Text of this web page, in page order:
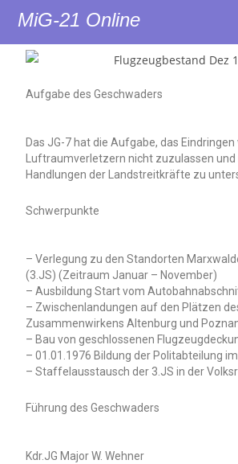
MiG-21 Online
Aufgabe des Geschwaders
Das JG-7 hat die Aufgabe, das Eindringen
Luftraumverletzern nicht zuzulassen und
Handlungen der Landstreitkräfte zu
Schwerpunkte
– Verlegung zu den Standorten
(3.JS) (Zeitraum Januar – November)
– Ausbildung Start vom
– Zwischenlandungen auf den Plätzen
Zusammenwirkens Altenburg und
– Bau von geschlossenen
– 01.01.1976 Bildung der Politabteilung
– Staffelausstausch der 3.JS in der
Führung des Geschwaders
Kdr.JG Major W. Wehner